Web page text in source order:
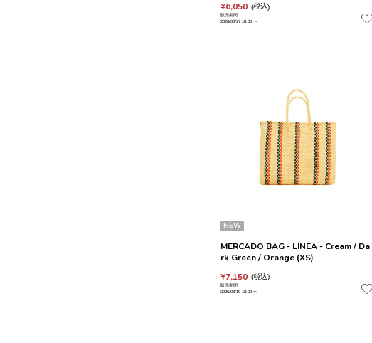
¥6,050 税込
販売期間
2026/03/27 18:00 〜
NEW
MERCADO BAG - LINEA - Cream / Da
rk Green / Orange (XS)
¥7,150 税込
販売期間
2026/03/19 18:00 〜